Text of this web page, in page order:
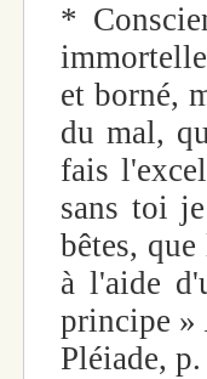
*
et borné,
du mal,
fais
sans toi
bêtes,
à l'aide
principe »
Pléiade,